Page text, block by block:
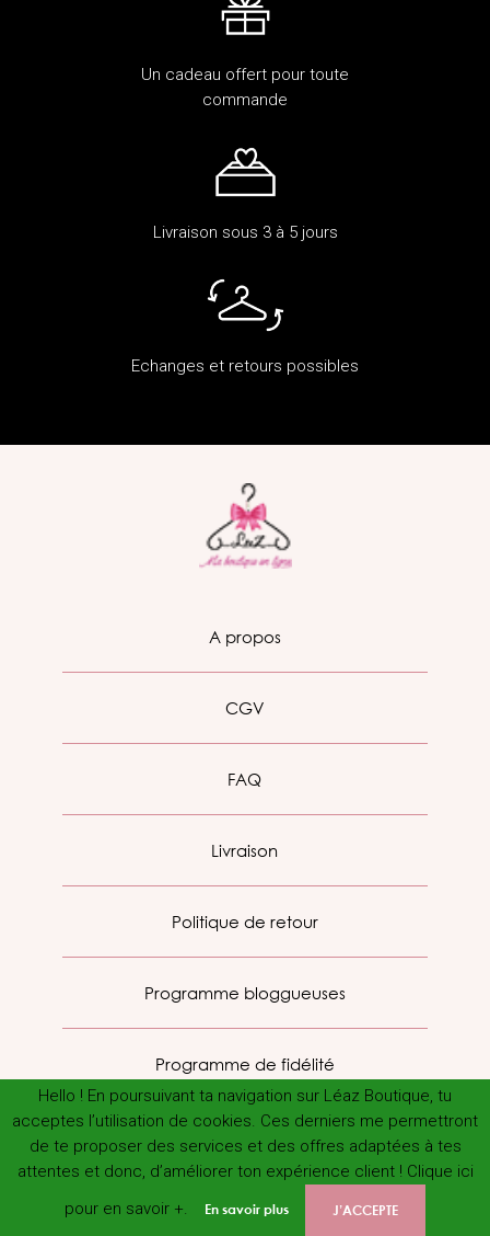
Un cadeau offert pour toute
commande
Livraison sous 3 à 5 jours
Echanges et retours possibles
A propos
CGV
FAQ
Livraison
Politique de retour
Programme bloggueuses
Programme de fidélité
Hello ! En poursuivant ta navigation sur Léaz Boutique, tu
acceptes l’utilisation de cookies. Ces derniers me permettront
de te proposer des services et des offres adaptées à tes
attentes et donc, d’améliorer ton expérience client ! Clique ici
pour en savoir +.
En savoir plus J’ACCEPTE